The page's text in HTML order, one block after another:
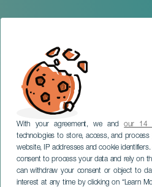
With your agreement, we andour 14
technologies to store, access, and
website, IP addresses and cookie
consent to process your data and rely on
can withdraw your consent or object to
interest at any time by clicking on “Learn
Ópera Un ballo
TENERIFE